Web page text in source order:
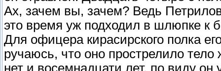
Ах, зачем вы, зачем? Ведь
это время уж подходил в шлюпке к
Для офицера кирасирского полка
ручаюсь, что оно прострелило
нет и восемнадцати лет, по виду